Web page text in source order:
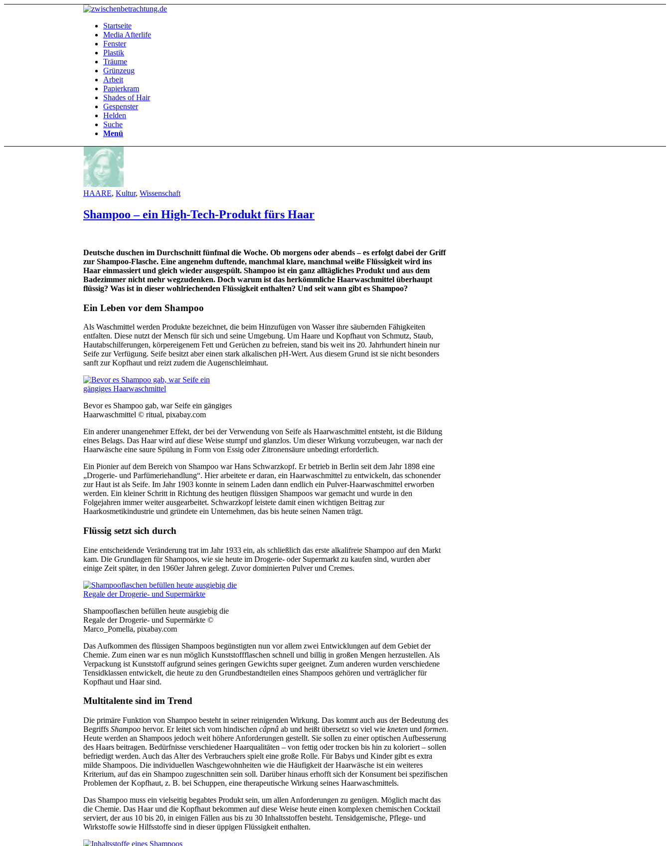
Startseite
Media Afterlife
Fenster
Plastik
Träume
Grünzeug
Arbeit
Papierkram
Shades of Hair
Gespenster
Helden
Suche
Menü
HAARE, Kultur, Wissenschaft
Shampoo – ein High-Tech-Produkt fürs Haar
Deutsche duschen im Durchschnitt fünfmal die Woche. Ob morgens oder abends – es erfolgt dabei der Griff
zur Shampoo-Flasche. Eine angenehm duftende, manchmal klare, manchmal weiße Flüssigkeit wird ins
Haar einmassiert und gleich wieder ausgespült. Shampoo ist ein ganz alltägliches Produkt und aus dem
Badezimmer nicht mehr wegzudenken. Doch warum ist das herkömmliche Haarwaschmittel überhaupt
flüssig? Was ist in dieser wohlriechenden Flüssigkeit enthalten? Und seit wann gibt es Shampoo?
Ein Leben vor dem Shampoo
Als Waschmittel werden Produkte bezeichnet, die beim Hinzufügen von Wasser ihre säubernden Fähigkeiten
entfalten. Diese nutzt der Mensch für sich und seine Umgebung. Um Haare und Kopfhaut von Schmutz, Staub,
Hautabschilferungen, körpereigenem Fett und Gerüchen zu befreien, stand bis weit ins 20. Jahrhundert hinein nur
Seife zur Verfügung. Seife besitzt aber einen stark alkalischen pH-Wert. Aus diesem Grund ist sie nicht besonders
sanft zur Kopfhaut und reizt zudem die Augenschleimhaut.
Bevor es Shampoo gab, war Seife ein gängiges
Haarwaschmittel © ritual, pixabay.com
Ein anderer unangenehmer Effekt, der bei der Verwendung von Seife als Haarwaschmittel entsteht, ist die Bildung
eines Belags. Das Haar wird auf diese Weise stumpf und glanzlos. Um dieser Wirkung vorzubeugen, war nach der
Haarwäsche eine saure Spülung in Form von Essig oder Zitronensäure unbedingt erforderlich.
Ein Pionier auf dem Bereich von Shampoo war Hans Schwarzkopf. Er betrieb in Berlin seit dem Jahr 1898 eine
„Drogerie- und Parfümeriehandlung“. Hier arbeitete er daran, ein Haarwaschmittel zu entwickeln, das schonender
zur Haut ist als Seife. Im Jahr 1903 konnte in seinem Laden dann endlich ein Pulver-Haarwaschmittel erworben
werden. Ein kleiner Schritt in Richtung des heutigen flüssigen Shampoos war gemacht und wurde in den
Folgejahren immer weiter ausgearbeitet. Schwarzkopf leistete damit einen wichtigen Beitrag zur
Haarkosmetikindustrie und gründete ein Unternehmen, das bis heute seinen Namen trägt.
Flüssig setzt sich durch
Eine entscheidende Veränderung trat im Jahr 1933 ein, als schließlich das erste alkalifreie Shampoo auf den Markt
kam. Die Grundlagen für Shampoos, wie sie heute im Drogerie- oder Supermarkt zu kaufen sind, wurden aber
einige Zeit später, in den 1960er Jahren gelegt. Zuvor dominierten Pulver und Cremes.
Shampooflaschen befüllen heute ausgiebig die
Regale der Drogerie- und Supermärkte ©
Marco_Pomella, pixabay.com
Das Aufkommen des flüssigen Shampoos begünstigten nun vor allem zwei Entwicklungen auf dem Gebiet der
Chemie. Zum einen war es nun möglich Kunststoffflaschen schnell und billig in großen Mengen herzustellen. Als
Verpackung ist Kunststoff aufgrund seines geringen Gewichts super geeignet. Zum anderen wurden verschiedene
Tensidklassen entwickelt, die heute zu den Grundbestandteilen eines Shampoos gehören und verträglicher für
Kopfhaut und Haar sind.
Multitalente sind im Trend
Die primäre Funktion von Shampoo besteht in seiner reinigenden Wirkung. Das kommt auch aus der Bedeutung des
Begriffs Shampoo hervor. Er leitet sich vom hindischen câpnâ ab und heißt übersetzt so viel wie kneten und formen.
Heute werden an Shampoos jedoch weit höhere Anforderungen gestellt. Sie sollen zu einer optischen Aufbesserung
des Haars beitragen. Bedürfnisse verschiedener Haarqualitäten – von fettig oder trocken bis hin zu koloriert – sollen
befriedigt werden. Auch das Alter des Verbrauchers spielt eine große Rolle. Für Babys und Kinder gibt es extra
milde Shampoos. Die individuellen Waschgewohnheiten wie die Häufigkeit der Haarwäsche ist ein weiteres
Kriterium, auf das ein Shampoo zugeschnitten sein soll. Darüber hinaus erhofft sich der Konsument bei spezifischen
Problemen der Kopfhaut, z. B. bei Schuppen, eine therapeutische Wirkung seines Haarwaschmittels.
Das Shampoo muss ein vielseitig begabtes Produkt sein, um allen Anforderungen zu genügen. Möglich macht das
die Chemie. Das Haar und die Kopfhaut bekommen auf diese Weise heute einen komplexen chemischen Cocktail
serviert, der aus 10 bis 20, in einigen Fällen aus bis zu 30 Inhaltsstoffen besteht. Tensidgemische, Pflege- und
Wirkstoffe sowie Hilfsstoffe sind in dieser üppigen Flüssigkeit enthalten.